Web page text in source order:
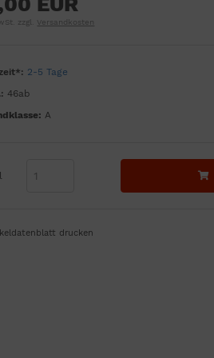
zzgl. Versandkosten
2-5 Tage
46ab
A
drucken